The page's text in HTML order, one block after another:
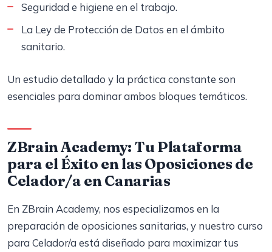
Seguridad e higiene en el trabajo.
La Ley de Protección de Datos en el ámbito
sanitario.
Un estudio detallado y la práctica constante son
esenciales para dominar ambos bloques temáticos.
ZBrain Academy: Tu Plataforma
para el Éxito en las Oposiciones de
Celador/a en Canarias
En ZBrain Academy, nos especializamos en la
preparación de oposiciones sanitarias, y nuestro curso
para Celador/a está diseñado para maximizar tus